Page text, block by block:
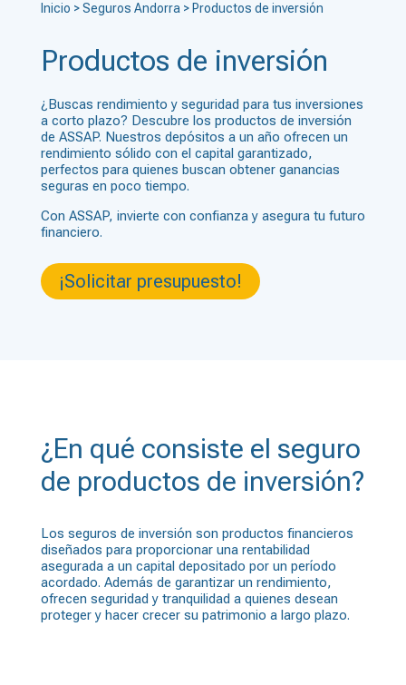
Inicio >Seguros Andorra > Productos de inversión
Productos de inversión
¿Buscas rendimiento y seguridad para tus inversiones
a corto plazo? Descubre los productos de inversión
de ASSAP. Nuestros depósitos a un año ofrecen un
rendimiento sólido con el capital garantizado,
perfectos para quienes buscan obtener ganancias
seguras en poco tiempo.
Con ASSAP, invierte con confianza y asegura tu futuro
financiero.
¡Solicitar presupuesto!
¿En qué consiste el seguro
de productos de inversión?
Los seguros de inversión son productos financieros
diseñados para proporcionar una rentabilidad
asegurada a un capital depositado por un período
acordado. Además de garantizar un rendimiento,
ofrecen seguridad y tranquilidad a quienes desean
proteger y hacer crecer su patrimonio a largo plazo.